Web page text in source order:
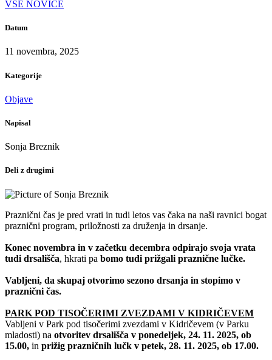
VSE NOVICE
Datum
11 novembra, 2025
Kategorije
Objave
Napisal
Sonja Breznik
Deli z drugimi
Praznični čas je pred vrati in tudi letos vas čaka na naši ravnici bogat
praznični program, priložnosti za druženja in drsanje.
Konec novembra in v začetku decembra odpirajo svoja vrata
tudi drsališča, hkrati pa bomo tudi prižgali praznične lučke.
Vabljeni, da skupaj otvorimo sezono drsanja in stopimo v
praznični čas.
PARK POD TISOČERIMI ZVEZDAMI V KIDRIČEVEM
Vabljeni v Park pod tisočerimi zvezdami v Kidričevem (v Parku
mladosti) na otvoritev drsališča v ponedeljek, 24. 11. 2025, ob
15.00, in prižig prazničnih lučk v petek, 28. 11. 2025, ob 17.00.